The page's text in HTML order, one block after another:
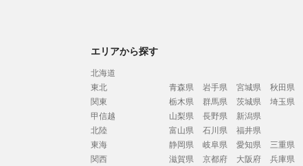
エリアから探す
北海道
東北
青森県 岩手県 宮城県 秋田県
関東
栃木県 群馬県 茨城県 埼玉県
甲信越
山梨県 長野県
新潟県
北陸
富山県 石川県
福井県
東海
静岡県 岐阜県 愛知県
三重県
関西
滋賀県 京都府 大阪府 兵庫県